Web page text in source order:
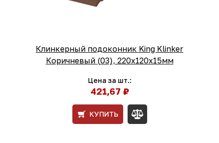
Клинкерный подоконник King Klinker
Коричневый (03), 220х120х15мм
Цена за шт.:
421,67 ₽
КУПИТЬ